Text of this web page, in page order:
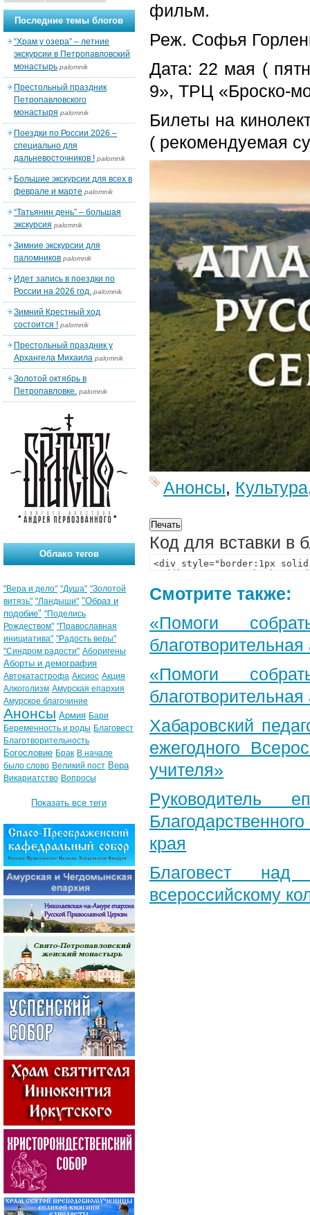
фильм.
Реж. Софья
Дата: 22 мая (
9», ТРЦ «Броско-
Билеты на
( рекомендуемая
Анонсы, Культура
Код для вставки в
Смотрите также:
«Помоги
«Помоги
Хабаровский
ежегодного
учителя»
Руководитель
края
Благовест
всероссийскому
Последние темы блогов
“Храм у озера” – летние
экскурсии в Петропавловский
монастырь palomnik
Престольный праздник
Петропавловского
монастыря palomnik
Поездки по России 2026 –
специально для
дальневосточников ! palomnik
Большие экскурсии для всех в
феврале и марте palomnik
“Татьянин день” – большая
экскурсия palomnik
Зимние экскурсии для
паломников palomnik
Идет запись в поездки по
России на 2026 год. palomnik
Зимний Крестный ход
состоится ! palomnik
Престольный праздник у
Архангела Михаила palomnik
Золотой октябрь в
Петропавловке. palomnik
Облако тегов
"Вера и дело" "Душа" "Золотой
витязь" "Ландыши" "Образ и
подобие" "Поделись
Рождеством" "Православная
инициатива" "Радость веры"
"Синдром радости" Аборигены
Аборты и демография
Автокатастрофа Аксиос Акция
Алкоголизм Амурская епархия
Амурское благочиние
Анонсы Армия Бари
Беременность и роды Благовест
Благотворительность
Богословие Брак В начале
было слово Великий пост Вера
Викариатство Вопросы
Показать все теги